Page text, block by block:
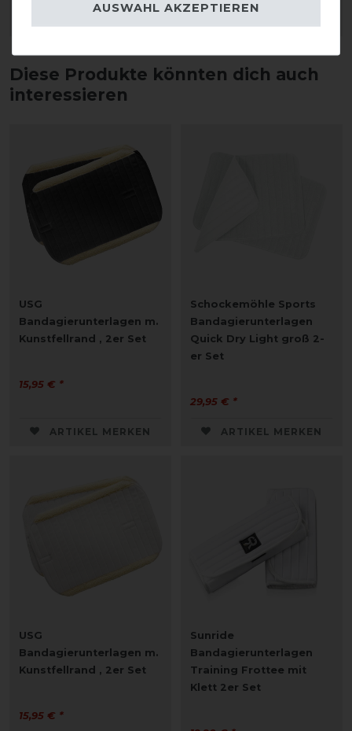
Diese Produkte könnten dich auch
interessieren
USG
Bandagierunterlagen m.
Kunstfellrand , 2er Set
15,95 € *
ARTIKEL MERKEN
Schockemöhle Sports
Bandagierunterlagen
Quick Dry Light groß 2-
er Set
29,95 € *
ARTIKEL MERKEN
USG
Bandagierunterlagen m.
Kunstfellrand , 2er Set
15,95 € *
Sunride
Bandagierunterlagen
Training Frottee mit
Klett 2er Set
AUSWAHL AKZEPTIEREN